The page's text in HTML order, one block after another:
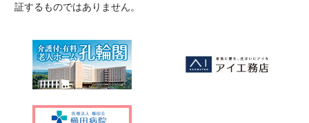
証するものではありません。